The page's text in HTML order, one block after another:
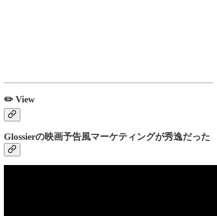
✏️ View
Glossierの映画予告風マーケティングが秀逸だった